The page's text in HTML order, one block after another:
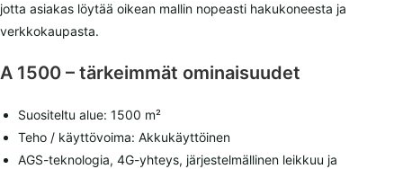
jotta asiakas löytää oikean mallin nopeasti hakukoneesta ja
verkkokaupasta.
A 1500 – tärkeimmät ominaisuudet
Suositeltu alue: 1500 m²
Teho / käyttövoima: Akkukäyttöinen
AGS-teknologia, 4G-yhteys, järjestelmällinen leikkuu ja